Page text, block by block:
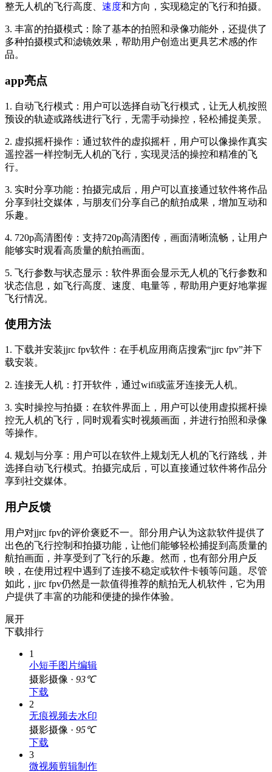
整无人机的飞行高度、 速度和方向，实现稳定的飞行和拍摄。
3. 丰富的拍摄模式：除了基本的拍照和录像功能外，还提供了
多种拍摄模式和滤镜效果，帮助用户创造出更具艺术感的作
品。
app亮点
1. 自动飞行模式：用户可以选择自动飞行模式，让无人机按照
预设的轨迹或路线进行飞行，无需手动操控，轻松捕捉美景。
2. 虚拟摇杆操作：通过软件的虚拟摇杆，用户可以像操作真实
遥控器一样控制无人机的飞行，实现灵活的操控和精准的飞
行。
3. 实时分享功能：拍摄完成后，用户可以直接通过软件将作品
分享到社交媒体，与朋友们分享自己的航拍成果，增加互动和
乐趣。
4. 720p高清图传：支持720p高清图传，画面清晰流畅，让用户
能够实时观看高质量的航拍画面。
5. 飞行参数与状态显示：软件界面会显示无人机的飞行参数和
状态信息，如飞行高度、速度、电量等，帮助用户更好地掌握
飞行情况。
使用方法
1. 下载并安装jjrc fpv软件：在手机应用商店搜索“jjrc fpv”并下
载安装。
2. 连接无人机：打开软件，通过wifi或蓝牙连接无人机。
3. 实时操控与拍摄：在软件界面上，用户可以使用虚拟摇杆操
控无人机的飞行，同时观看实时视频画面，并进行拍照和录像
等操作。
4. 规划与分享：用户可以在软件上规划无人机的飞行路线，并
选择自动飞行模式。拍摄完成后，可以直接通过软件将作品分
享到社交媒体。
用户反馈
用户对jjrc fpv的评价褒贬不一。部分用户认为这款软件提供了
出色的飞行控制和拍摄功能，让他们能够轻松捕捉到高质量的
航拍画面，并享受到了飞行的乐趣。然而，也有部分用户反
映，在使用过程中遇到了连接不稳定或软件卡顿等问题。尽管
如此，jjrc fpv仍然是一款值得推荐的航拍无人机软件，它为用
户提供了丰富的功能和便捷的操作体验。
展开
下载排行
1
小短手图片编辑
摄影摄像 · 93℃
下载
2
无痕视频去水印
摄影摄像 · 95℃
下载
3
微视频剪辑制作